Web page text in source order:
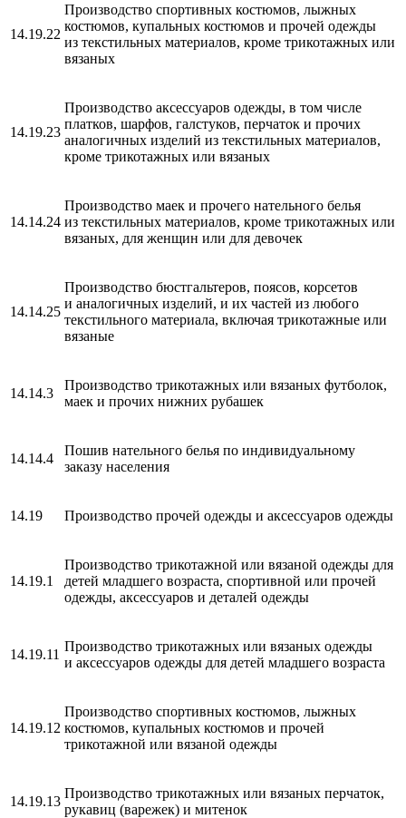
14.19.22
Производство спортивных костюмов, лыжных
костюмов, купальных костюмов и прочей одежды
из текстильных материалов, кроме трикотажных или
вязаных
14.19.23
Производство аксессуаров одежды, в том числе
платков, шарфов, галстуков, перчаток и прочих
аналогичных изделий из текстильных материалов,
кроме трикотажных или вязаных
14.14.24
Производство маек и прочего нательного белья
из текстильных материалов, кроме трикотажных или
вязаных, для женщин или для девочек
14.14.25
Производство бюстгальтеров, поясов, корсетов
и аналогичных изделий, и их частей из любого
текстильного материала, включая трикотажные или
вязаные
14.14.3
Производство трикотажных или вязаных футболок,
маек и прочих нижних рубашек
14.14.4
Пошив нательного белья по индивидуальному
заказу населения
14.19 Производство прочей одежды и аксессуаров одежды
14.19.1
Производство трикотажной или вязаной одежды для
детей младшего возраста, спортивной или прочей
одежды, аксессуаров и деталей одежды
14.19.11
Производство трикотажных или вязаных одежды
и аксессуаров одежды для детей младшего возраста
14.19.12
Производство спортивных костюмов, лыжных
костюмов, купальных костюмов и прочей
трикотажной или вязаной одежды
14.19.13
Производство трикотажных или вязаных перчаток,
рукавиц (варежек) и митенок